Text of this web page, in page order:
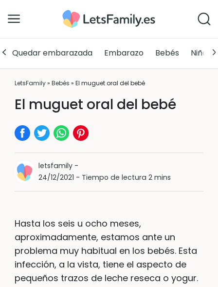
Quedar embarazada Embarazo Bebés Niños
LetsFamily» Bebés » El muguet oral del bebé
El muguet oral del bebé
letsfamily-
24/12/2021 - Tiempo de lectura 2 mins
Hasta los seis u ocho meses,
aproximadamente, estamos ante un
problema muy habitual en los bebés. Esta
infección, a la vista, tiene el aspecto de
pequeños trazos de leche reseca o yogur.